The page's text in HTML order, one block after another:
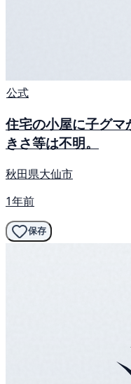
公式
住宅の小屋に子グ
きさ等は不明。
秋田県大仙市
1年前
保存